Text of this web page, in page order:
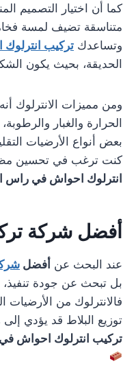
كما أن اختيار التصميم
متناسقة تضيف لمسة
وتساعدك تركيب
الحديقة، بحيث يكون
ومن مميزات الانترلوك
الحرارة والغبار
بعض أنواع الأرضيات
كنت ترغب في تحسين
انترلوك احواش في راس
أفضل شركة
عند البحث عن أفضل
بل تبحث عن جودة تنفيذ،
فالانترلوك من الأرضيات
توزيع البلاط قد يؤدي
تركيب انترلوك احواش